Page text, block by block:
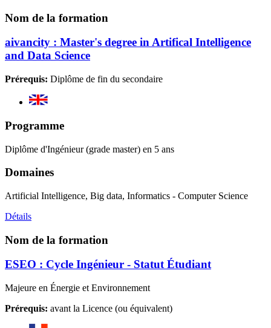
Nom de la formation
aivancity : Master's degree in Artifical Intelligence
and Data Science
Prérequis: Diplôme de fin du secondaire
Programme
Diplôme d'Ingénieur (grade master) en 5 ans
Domaines
Artificial Intelligence, Big data, Informatics - Computer Science
Détails
Nom de la formation
ESEO : Cycle Ingénieur - Statut Étudiant
Majeure en Énergie et Environnement
Prérequis: avant la Licence (ou équivalent)